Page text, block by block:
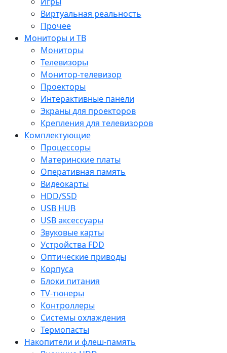
Виртуальная реальность
Прочее
Мониторы и ТВ
Мониторы
Телевизоры
Монитор-телевизор
Проекторы
Интерактивные панели
Экраны для проекторов
Крепления для телевизоров
Комплектующие
Процессоры
Материнские платы
Оперативная память
Видеокарты
HDD/SSD
USB HUB
USB аксессуары
Звуковые карты
Устройства FDD
Оптические приводы
Корпуса
Блоки питания
TV-тюнеры
Контроллеры
Системы охлаждения
Термопасты
Накопители и флеш-память